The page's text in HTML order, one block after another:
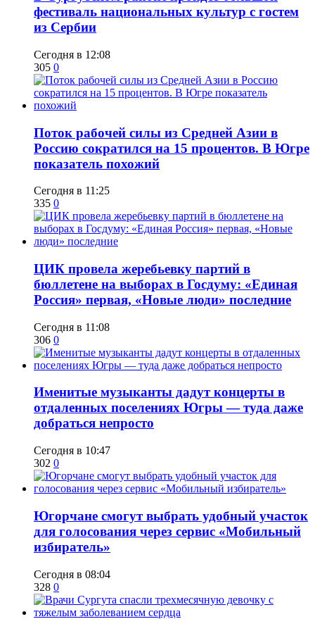
фестиваль национальных культур с гостем
из Сербии
Сегодня в 12:08
305 0
Поток рабочей силы из Средней Азии в
Россию сократился на 15 процентов. В Югре
показатель похожий
Сегодня в 11:25
335 0
ЦИК провела жеребьевку партий в
бюллетене на выборах в Госдуму: «Единая
Россия» первая, «Новые люди» последние
Сегодня в 11:08
306 0
Именитые музыканты дадут концерты в
отдаленных поселениях Югры — туда даже
добраться непросто
Сегодня в 10:47
302 0
Югорчане смогут выбрать удобный участок
для голосования через сервис «Мобильный
избиратель»
Сегодня в 08:04
328 0